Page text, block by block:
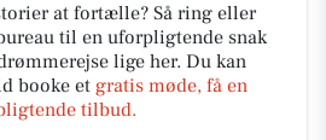
at fortælle? Så ring eller
til en uforpligtende snak
lige her. Du kan
booke et gratis møde, få en
tilbud.